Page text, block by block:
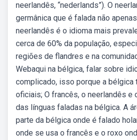
neerlandês, “nederlands”). O
germânica que é falada não
neerlandês é o idioma mais
cerca de 60% da população,
regiões de flandres e na
Webaqui na bélgica, falar sobre
complicado, isso porque a bélgica
oficiais; O francês, o neerlandês e
das línguas faladas na bélgica. A
parte da bélgica onde é falado
onde se usa o francês e o roxo